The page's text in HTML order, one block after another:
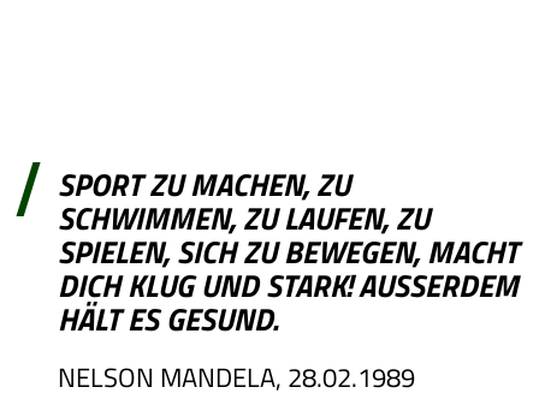
SPORT ZU MACHEN, ZU
SCHWIMMEN, ZU LAUFEN, ZU
SPIELEN, SICH ZU BEWEGEN, MACHT
DICH KLUG UND STARK! AUSSERDEM H
ÄLT ES GESUND.
NELSON MANDELA, 28.02.1989